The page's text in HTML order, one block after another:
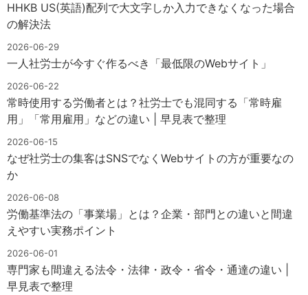
HHKB US(英語)配列で大文字しか入力できなくなった場合
の解決法
2026-06-29
一人社労士が今すぐ作るべき「最低限のWebサイト」
2026-06-22
常時使用する労働者とは？社労士でも混同する「常時雇
用」「常用雇用」などの違い | 早見表で整理
2026-06-15
なぜ社労士の集客はSNSでなくWebサイトの方が重要なの
か
2026-06-08
労働基準法の「事業場」とは？企業・部門との違いと間違
えやすい実務ポイント
2026-06-01
専門家も間違える法令・法律・政令・省令・通達の違い |
早見表で整理